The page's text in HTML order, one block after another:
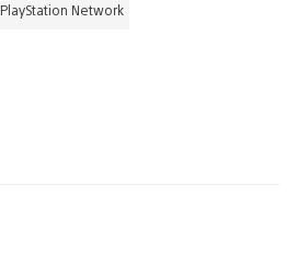
PlayStation Network